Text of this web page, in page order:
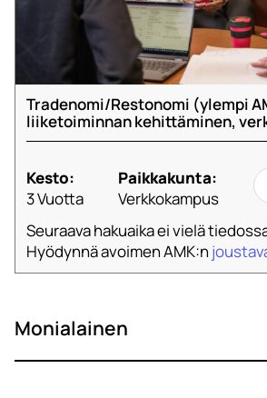
Tradenomi/Restonomi (ylempi
liiketoiminnan kehittäminen,
Kesto:
3 Vuotta
Paikkakunta:
Verkkokampus
Seuraava hakuaika ei vielä
Hyödynnä avoimen AMK:n
Monialainen